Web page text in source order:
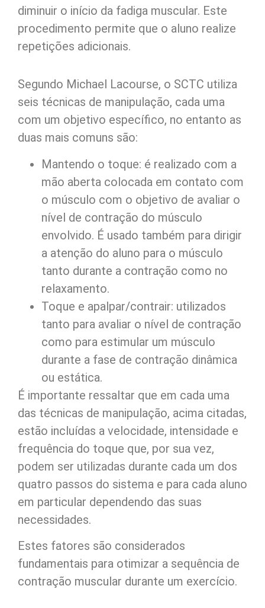
diminuir o início da fadiga muscular. Este
procedimento permite que o aluno realize
repetições adicionais.
Segundo Michael Lacourse, o SCTC utiliza
seis técnicas de manipulação, cada uma
com um objetivo específico, no entanto as
duas mais comuns são:
Mantendo o toque: é realizado com a
mão aberta colocada em contato com
o músculo com o objetivo de avaliar o
nível de contração do músculo
envolvido. É usado também para dirigir
a atenção do aluno para o músculo
tanto durante a contração como no
relaxamento.
Toque e apalpar/contrair: utilizados
tanto para avaliar o nível de contração
como para estimular um músculo
durante a fase de contração dinâmica
ou estática.
É importante ressaltar que em cada uma
das técnicas de manipulação, acima citadas,
estão incluídas a velocidade, intensidade e
frequência do toque que, por sua vez,
podem ser utilizadas durante cada um dos
quatro passos do sistema e para cada aluno
em particular dependendo das suas
necessidades.
Estes fatores são considerados
fundamentais para otimizar a sequência de
contração muscular durante um exercício.